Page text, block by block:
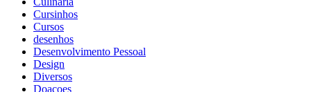
Cursinhos
Cursos
desenhos
Desenvolvimento Pessoal
Design
Diversos
Doaçoes